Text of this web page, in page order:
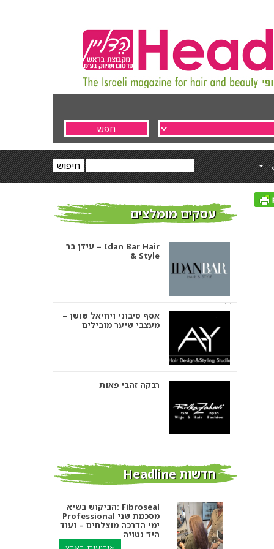
עסקים מומלצים
עידן בר – Idan Bar Hair
& Style
אסף סיבוני ויחיאל שושן –
מעצבי שיער מובילים
רבקה זהבי פאות
אורטל אדרי עיצוב שיער
חדשות Headline
הביקוש בשיא: Fibroseal
Professional מסכמת שני
ימי הדרכה מוצלחים – ועוד
היד נטויה